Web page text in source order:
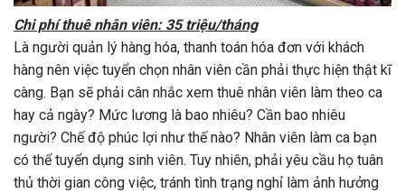
Chi phí thuê nhân viên: 35 triệu/tháng
Là người quản lý hàng hóa, thanh toán hóa đơn với khách
hàng nên việc tuyển chọn nhân viên cần phải thực hiện thật kĩ
càng. Bạn sẽ phải cân nhắc xem thuê nhân viên làm theo ca
hay cả ngày? Mức lương là bao nhiêu? Cần bao nhiêu
người? Chế độ phúc lợi như thế nào? Nhân viên làm ca bạn
có thể tuyển dụng sinh viên. Tuy nhiên, phải yêu cầu họ tuân
thủ thời gian công việc, tránh tình trạng nghỉ làm ảnh hưởng